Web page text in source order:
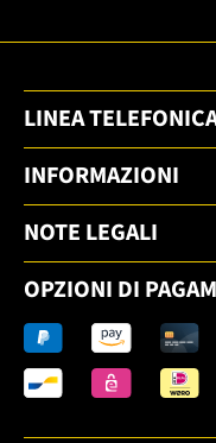
LINEA
INFORMAZIONI
NOTE LEGALI
OPZIONI DI